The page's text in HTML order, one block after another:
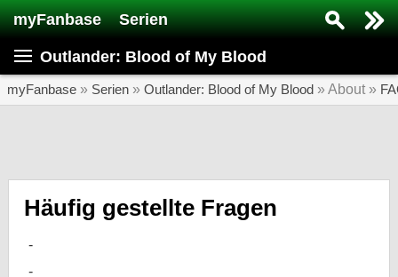
myFanbase Serien
Outlander: Blood of My Blood
myFanbase » Serien » Outlander: Blood of My Blood » About »
Häufig gestellte Fragen
Serie suchen...
Home
SERIEN